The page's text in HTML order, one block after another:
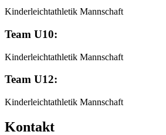
Kinderleichtathletik Mannschaft
Team U10:
Kinderleichtathletik Mannschaft
Team U12:
Kinderleichtathletik Mannschaft
Kontakt